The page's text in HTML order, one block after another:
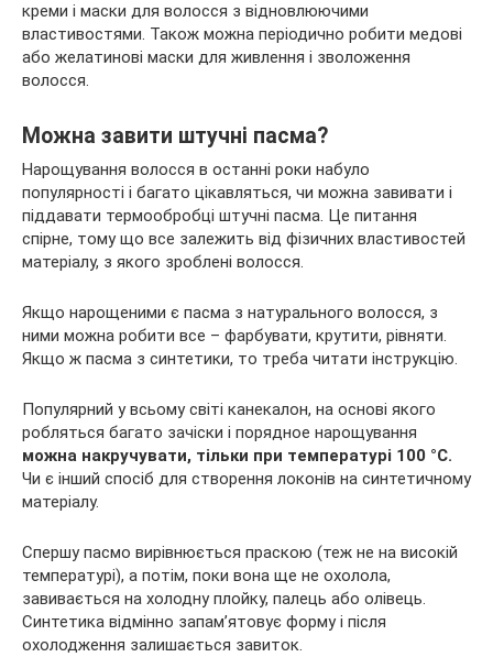
креми і маски для волосся з відновлюючими
властивостями. Також можна періодично робити медові
або желатинові маски для живлення і зволоження
волосся.
Можна завити штучні пасма?
Нарощування волосся в останні роки набуло
популярності і багато цікавляться, чи можна завивати і
піддавати термообробці штучні пасма. Це питання
спірне, тому що все залежить від фізичних властивостей
матеріалу, з якого зроблені волосся.
Якщо нарощеними є пасма з натурального волосся, з
ними можна робити все – фарбувати, крутити, рівняти.
Якщо ж пасма з синтетики, то треба читати інструкцію.
Популярний у всьому світі канекалон, на основі якого
робляться багато зачіски і порядное нарощування
можна накручувати, тільки при температурі 100 °C.
Чи є інший спосіб для створення локонів на синтетичному
матеріалу.
Спершу пасмо вирівнюється праскою (теж не на високій
температурі), а потім, поки вона ще не охолола,
завивається на холодну плойку, палець або олівець.
Синтетика відмінно запам’ятовує форму і після
охолодження залишається завиток.